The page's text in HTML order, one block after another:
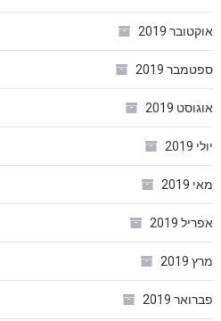
אוקטובר 2019
ספטמבר 2019
אוגוסט 2019
יולי 2019
מאי 2019
אפריל 2019
מרץ 2019
פברואר 2019